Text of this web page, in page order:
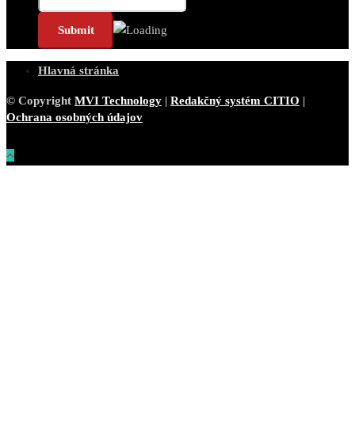
Hlavná stránka
© Copyright MVI Technology | Redakčný systém CITIO |
Ochrana osobných údajov